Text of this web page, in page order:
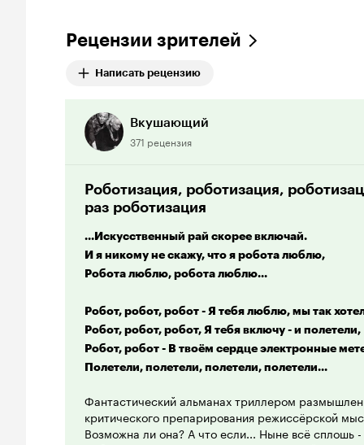
Рецензии зрителей
Написать рецензию
Вкушающий
371 рецензия
Роботизация, роботизация,
раз роботизация
...Искусственный рай скорее включай.
И я никому не скажу, что я робота люблю,
Робота люблю, робота люблю...
Робот, робот, робот - Я тебя люблю, мы так
Робот, робот, робот, Я тебя включу - и полетели,
Робот, робот - В твоём сердце электронные
Полетели, полетели, полетели, полетели...
Фантастический альманах триллером
критического препарирования режиссёрской
Возможна ли она? А что если... Ныне всё сплошь -